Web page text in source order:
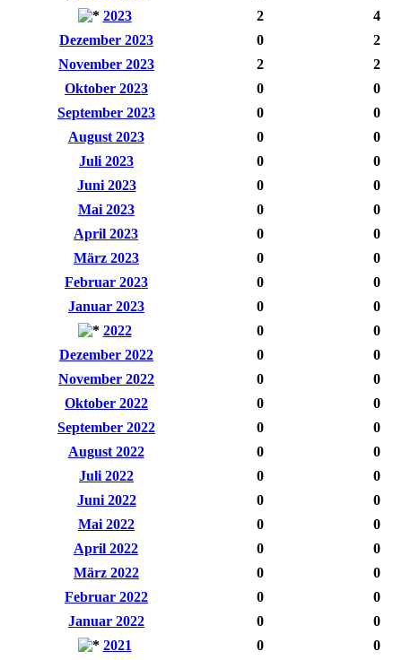
2023
2
4
Dezember 2023
0
2
November 2023
2
2
Oktober 2023
0
0
September 2023
0
0
August 2023
0
0
Juli 2023
0
0
Juni 2023
0
0
Mai 2023
0
0
April 2023
0
0
März 2023
0
0
Februar 2023
0
0
Januar 2023
0
0
2022
0
0
Dezember 2022
0
0
November 2022
0
0
Oktober 2022
0
0
September 2022
0
0
August 2022
0
0
Juli 2022
0
0
Juni 2022
0
0
Mai 2022
0
0
April 2022
0
0
März 2022
0
0
Februar 2022
0
0
Januar 2022
0
0
2021
0
0